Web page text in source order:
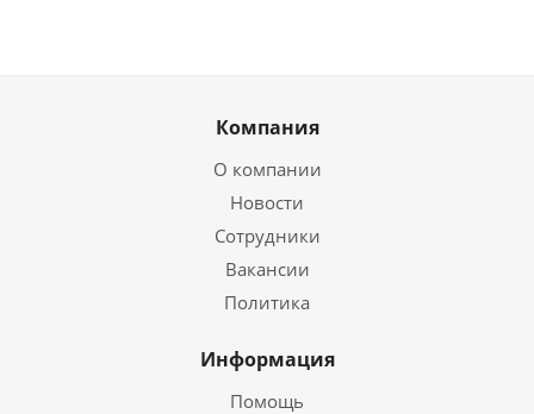
Компания
О компании
Новости
Сотрудники
Вакансии
Политика
Информация
Помощь